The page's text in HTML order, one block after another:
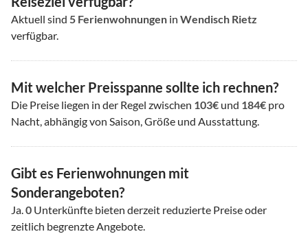
Aktuell sind 5 Ferienwohnungen in Wendisch Rietz
verfügbar.
Mit welcher Preisspanne sollte ich rechnen?
Die Preise liegen in der Regel zwischen 103€ und 184€ pro
Nacht, abhängig von Saison, Größe und Ausstattung.
Gibt es Ferienwohnungen mit
Sonderangeboten?
Ja.0 Unterkünfte bieten derzeit reduzierte Preise oder
zeitlich begrenzte Angebote.